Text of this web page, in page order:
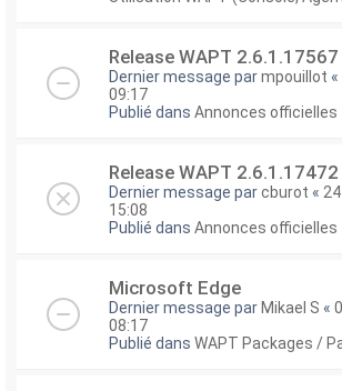
Release WAPT 2.6.1.17567
Dernier message parmpouillot «
09:17
Publié dans Annonces officielles
Release WAPT 2.6.1.17472
Dernier message parcburot «
15:08
Publié dans Annonces officielles
Microsoft Edge
Dernier message par Mikael S «
08:17
Publié dans WAPT Packages /